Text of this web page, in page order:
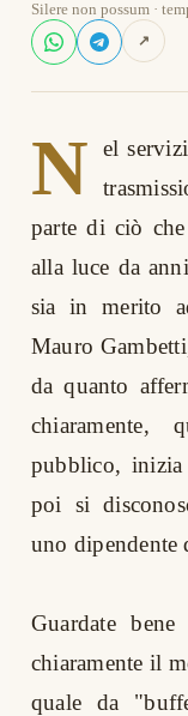
Silere non possum ·
↗
N
el
parte di ciò
alla luce da
sia in merito
Mauro
da quanto
pubblico, inizia
poi si
uno dipendente
Guardate
chiaramente il
quale da